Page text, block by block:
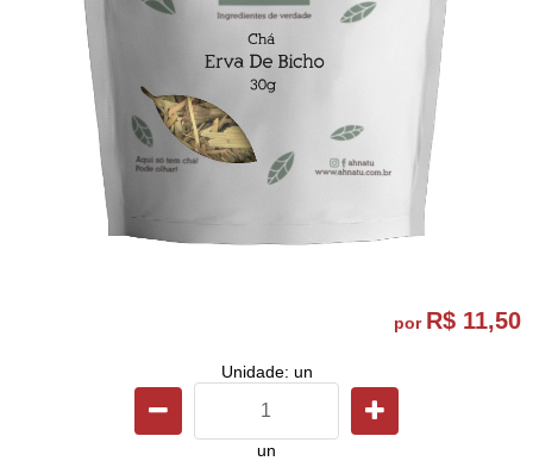
por R$ 11,50
Unidade: un
un